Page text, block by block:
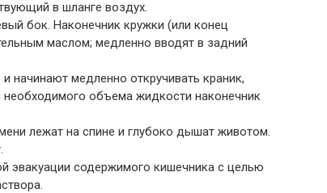
в шланге воздух.
бок. Наконечник кружки (или конец
маслом; медленно вводят в задний
медленно откручивать краник,
объема жидкости наконечник
лежат на спине и глубоко дышат животом.
эвакуации содержимого кишечника с целью